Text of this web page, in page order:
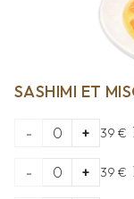
SASHIMI ET
- 0 + 39 €
- 0 + 39 €